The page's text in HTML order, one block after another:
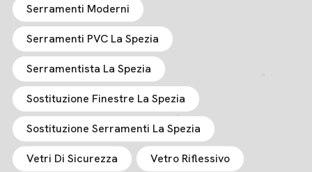
Serramenti Moderni
Serramenti PVC La Spezia
Serramentista La Spezia
Sostituzione Finestre La Spezia
Sostituzione Serramenti La Spezia
Vetri Di Sicurezza Vetro Riflessivo